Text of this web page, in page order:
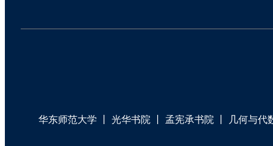
华东师范大学 光华书院 孟宪承书院 几何与代